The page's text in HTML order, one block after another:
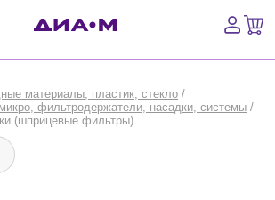
пластик, стекло
материалы, пластик, стекло /
фильтродержатели, насадки, системы /
(шприцевые фильтры)